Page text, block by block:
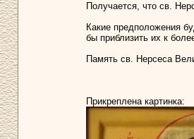
Получается, что св.
Какие предположения
бы приблизить их к
Память св. Нерсеса
Прикреплена картинка: